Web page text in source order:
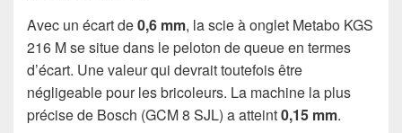
Avec un écart de0,6 mm, la scie à onglet Metabo KGS
216 M se situe dans le peloton de queue en termes
d’écart. Une valeur qui devrait toutefois être
négligeable pour les bricoleurs. La machine la plus
précise de Bosch (GCM 8 SJL) a atteint0,15 mm.